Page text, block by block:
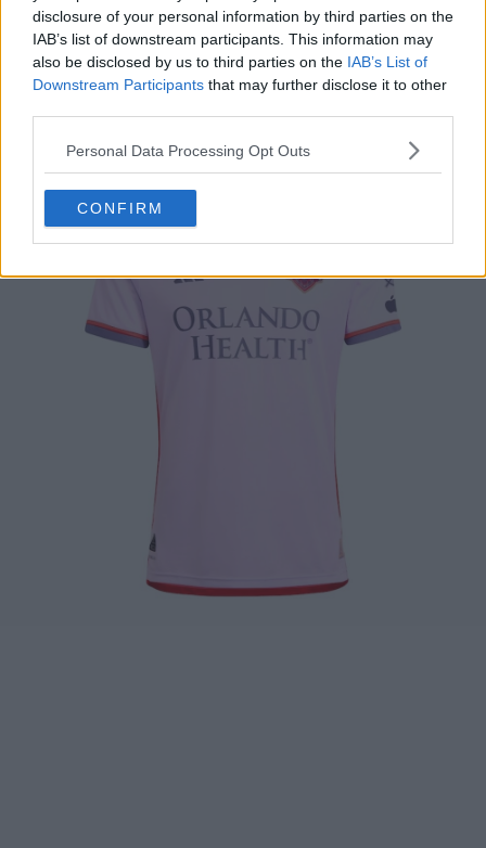
disclosure of your personal information by third parties on the
IAB’s list of downstream participants. This information may
also be disclosed by us to third parties on the IAB’s List of
Downstream Participants that may further disclose it to other
Personal Data Processing Opt Outs
CONFIRM